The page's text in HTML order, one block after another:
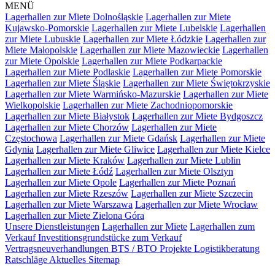
MENÜ
Lagerhallen zur Miete Dolnośląskie Lagerhallen zur Miete
Kujawsko-Pomorskie Lagerhallen zur Miete Lubelskie Lagerhallen
zur Miete Lubuskie Lagerhallen zur Miete Łódzkie Lagerhallen zur
Miete Małopolskie Lagerhallen zur Miete Mazowieckie Lagerhallen
zur Miete Opolskie Lagerhallen zur Miete Podkarpackie
Lagerhallen zur Miete Podlaskie Lagerhallen zur Miete Pomorskie
Lagerhallen zur Miete Śląskie Lagerhallen zur Miete Świętokrzyskie
Lagerhallen zur Miete Warmińsko-Mazurskie Lagerhallen zur Miete
Wielkopolskie Lagerhallen zur Miete Zachodniopomorskie
Lagerhallen zur Miete Białystok Lagerhallen zur Miete Bydgoszcz
Lagerhallen zur Miete Chorzów Lagerhallen zur Miete
Częstochowa Lagerhallen zur Miete Gdańsk Lagerhallen zur Miete
Gdynia Lagerhallen zur Miete Gliwice Lagerhallen zur Miete Kielce
Lagerhallen zur Miete Kraków Lagerhallen zur Miete Lublin
Lagerhallen zur Miete Łódź Lagerhallen zur Miete Olsztyn
Lagerhallen zur Miete Opole Lagerhallen zur Miete Poznań
Lagerhallen zur Miete Rzeszów Lagerhallen zur Miete Szczecin
Lagerhallen zur Miete Warszawa Lagerhallen zur Miete Wrocław
Lagerhallen zur Miete Zielona Góra
Unsere Dienstleistungen Lagerhallen zur Miete Lagerhallen zum
VerkaufInvestitionsgrundstücke zum Verkauf
Vertragsneuverhandlungen BTS / BTO Projekte Logistikberatung
Ratschläge Aktuelles Sitemap